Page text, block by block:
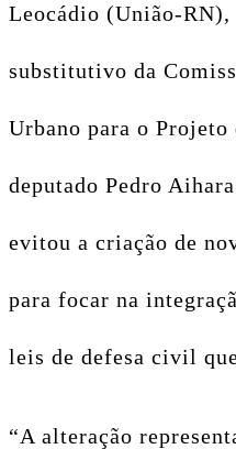
Leocádio (União-RN),
substitutivo da
Urbano para o
deputado Pedro
evitou a criação de
para focar na
leis de defesa civil
“A alteração